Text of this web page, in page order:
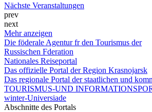
Nächste Veranstaltungen
prev
next
Mehr anzeigen
Die föderale Agentur fr den Tourismus der
Russischen Fderation
Nationales Reiseportal
Das offizielle Portal der Region Krasnojarsk
Das regionale Portal der staatlichen und
TOURISMUS-UND
winter-Universiade
Abschnitte des Portals